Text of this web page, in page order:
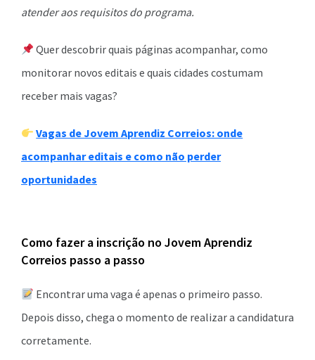
atender aos requisitos do programa.
Quer descobrir quais páginas acompanhar, como
monitorar novos editais e quais cidades costumam
receber mais vagas?
Vagas de Jovem Aprendiz Correios: onde
acompanhar editais e como não perder
oportunidades
Como fazer a inscrição no Jovem Aprendiz
Correios passo a passo
Encontrar uma vaga é apenas o primeiro passo.
Depois disso, chega o momento de realizar a candidatura
corretamente.